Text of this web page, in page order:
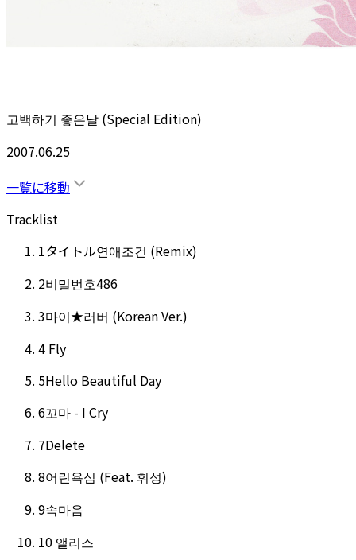
고백하기 좋은날 (Special Edition)
2007.06.25
一覧に移動
Tracklist
1タイトル연애조건 (Remix)
2비밀번호486
3마이★러버 (Korean Ver.)
4 Fly
5Hello Beautiful Day
6꼬마 - I Cry
7Delete
8어린욕심 (Feat. 휘성)
9속마음
10 앨리스